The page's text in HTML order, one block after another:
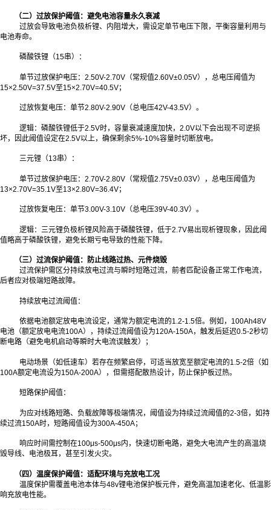
（二）过放保护阈值：避免电池容量永久衰减
过放会导致电池负极析锂、内阻增大，需设定单节电压下限，平衡容量利用与
电池寿命。
磷酸铁锂（15串）：
单节过放保护电压：2.50V-2.70V（常规值2.60V±0.05V），总电压阈值为
15×2.50V=37.5V至15×2.70V=40.5V；
过放恢复电压：单节2.80V-2.90V（总电压42V-43.5V）。
逻辑：磷酸铁锂低于2.5V时，容量衰减速度加快，2.0V以下会出现不可逆损
坏，因此阈值设定在2.5V以上，确保剩余5%-10%容量时切断放电。
三元锂（13串）：
单节过放保护电压：2.70V-2.80V（常规值2.75V±0.03V），总电压阈值为
13×2.70V=35.1V至13×2.80V=36.4V；
过放恢复电压：单节3.00V-3.10V（总电压39V-40.3V）。
逻辑：三元锂负极析锂风险高于磷酸铁锂，低于2.7V易出现析锂现象，因此阈
值略高于磷酸铁锂，避免长期亏电导致的性能下降。
（三）过流保护阈值：防止线路过热、元件烧毁
过流保护需区分持续放电过流与瞬时短路过流，前者匹配设备正常工作电流，
后者应对极端短路故障。
持续放电过流阈值：
依据电池额定放电电流设定，通常为额定电流的1.2-1.5倍。例如，100Ah48V
电池（额定放电电流100A），持续过流阈值设为120A-150A，触发后延迟0.5-2秒切
断电路（避免电机启动等瞬时大电流误触发）；
电动场景（如低速车）若存在频繁启停，可适当放宽至额定电流的1.5-2倍（如
100A额定电流设为150A-200A），但需搭配散热设计，防止保护板过热。
短路保护阈值：
为应对线路短路、负载故障等极端情况，阈值设为持续过流阈值的2-3倍，如持
续过流150A时，短路阈值设为300A-450A；
响应时间需控制在100μs-500μs内，快速切断电路，避免大电流产生的高温烧
毁导线、电池极耳，甚至引发火灾。
（四）温度保护阈值：适配环境与充放电工况
温度保护需覆盖电池本体与48v锂电池保护板元件，避免高温加速老化、低温影
响充放电性能。